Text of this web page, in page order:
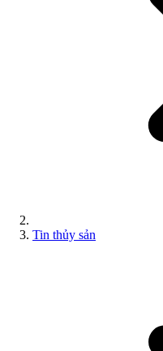
Tin thủy sản